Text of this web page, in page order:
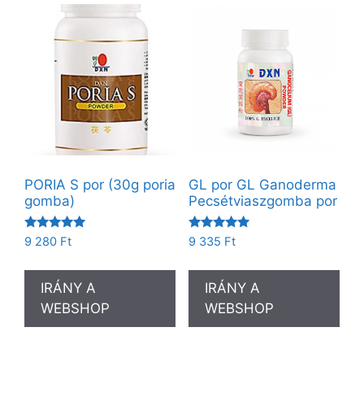
PORIA S por (30g poria
gomba)
Értékelés:
5.00
9 280 Ft
IRÁNY A
WEBSHOP
GL por GL Ganoderma
Pecsétviaszgomba por
Értékelés:
5.00
9 335 Ft
IRÁNY A
WEBSHOP